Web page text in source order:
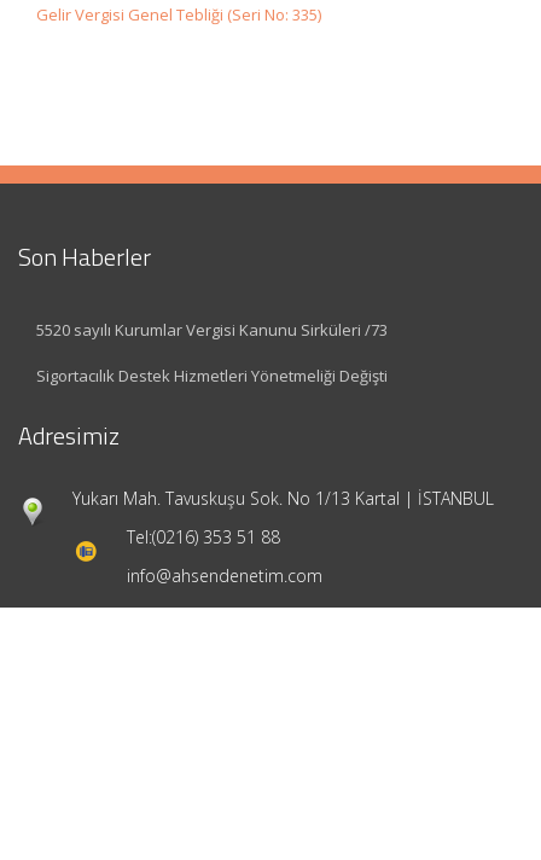
Gelir Vergisi Genel Tebliği (Seri No: 335)
Son Haberler
5520 sayılı Kurumlar Vergisi Kanunu Sirküleri /73
Sigortacılık Destek Hizmetleri Yönetmeliği Değişti
Adresimiz
Yukarı Mah. Tavuskuşu Sok. No 1/13 Kartal | İSTANBUL
Tel:(0216) 353 51 88
info@ahsendenetim.com